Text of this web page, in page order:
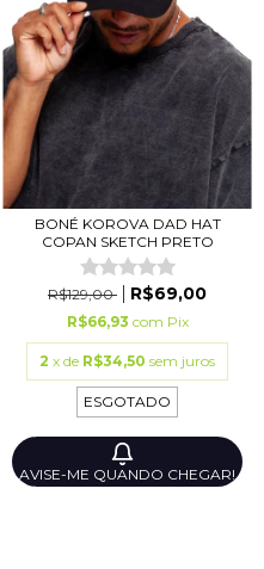
BONÉ KOROVA DAD HAT
COPAN SKETCH PRETO
R$129,00 R$69,00
R$66,93 com Pix
2 x de R$34,50 sem juros
ESGOTADO
AVISE-ME QUANDO CHEGAR!